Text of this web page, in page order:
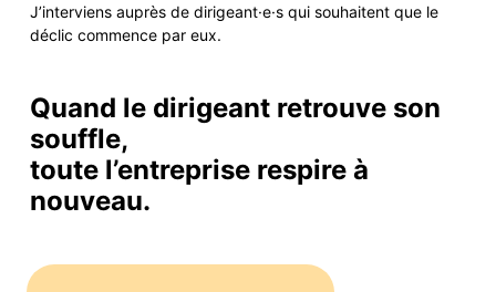
J’interviens auprès de dirigeant·e·squi souhaitent que le
déclic commence par eux.
Quand le dirigeant retrouve son
souffle,
toute l’entreprise respire à
nouveau.